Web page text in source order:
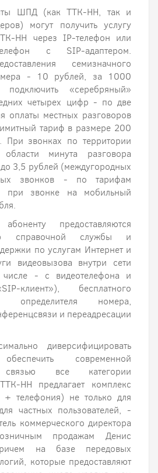
ШПД (как ТТК-НН, так и
могут получить услугу
НН через IP-телефон или
с SIP-адаптером.
семизначного
- 10 рублей, за 1000
«серебряный»
четырех цифр - по две
оплаты местных разговоров
тариф в размере 200
При звонках по территории
области минута разговора
до 3,5 рублей (междугородных
звонков - по тарифам
при звонке на мобильный
предоставляются
справочной службы и
по услугам Интернет и
видеовызова внутри сети
- с видеотелефона и
клиент»), бесплатного
определителя номера,
и переадресации
диверсифицировать
современной
связью все категории
НН предлагает комплекс
+ телефония) не только для
частных пользователей, -
коммерческого директора
продажам Денис
на базе передовых
которые предоставляют